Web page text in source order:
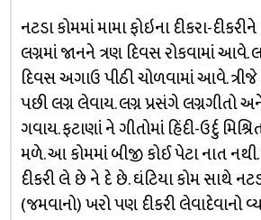
નટડા કોમમાં મામા ફોઇના દીકરા-
લગ્નમાં જાનને ત્રણ દિવસ રોકવામાં આવે.
દિવસ અગાઉ પીઠી ચોળવામાં આવે.
પછી લગ્ન લેવાય. લગ્ન પ્રસંગે લગ્નગીતો
ગવાય. ફટાણાં ને ગીતોમાં હિંદી-ઉર્દુ
મળે. આ કોમમાં બીજી કોઈ પેટા નાત નથી.
દીકરી લે છે ને દે છે. ઘંટિયા કોમ સાથે
(જમવાનો) ખરો પણ દીકરી લેવાદેવાનો